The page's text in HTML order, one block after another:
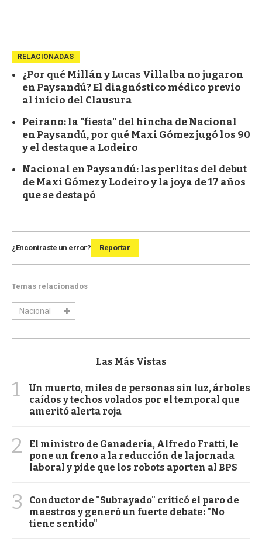
RELACIONADAS
¿Por qué Millán y Lucas Villalba no jugaron
en Paysandú? El diagnóstico médico previo
al inicio del Clausura
Peirano: la "fiesta" del hincha de Nacional
en Paysandú, por qué Maxi Gómez jugó los 90
y el destaque a Lodeiro
Nacional en Paysandú: las perlitas del debut
de Maxi Gómez y Lodeiro y la joya de 17 años
que se destapó
¿Encontraste un error? Reportar
Temas relacionados
Nacional
Las Más Vistas
1
Un muerto, miles de personas sin luz, árboles
caídos y techos volados por el temporal que
ameritó alerta roja
2
El ministro de Ganadería, Alfredo Fratti, le
pone un freno a la reducción de la jornada
laboral y pide que los robots aporten al BPS
3
Conductor de "Subrayado" criticó el paro de
maestros y generó un fuerte debate: "No
tiene sentido"